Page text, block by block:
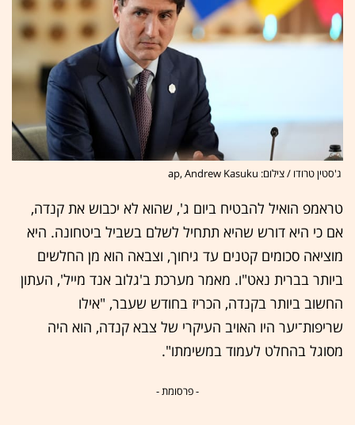
ג'סטין טרודו / צילום: ap, Andrew Kasuku
טראמפ הואיל להבטיח ביום ג', שהוא לא יכבוש את קנדה,
אם כי היא דורש שהיא תתחיל לשלם בשביל ביטחונה. היא
מוציאה סכומים קטנים עד גיחוך, וצבאה הוא מן החלשים
ביותר בברית נאט"ו. מאמר מערכת ב'גלוב אנד מייל', העתון
החשוב ביותר בקנדה, הכריז בחודש שעבר, "אילו
שריפות־יער היו האויב העיקרי של צבא קנדה, הוא היה
מסוגל בהחלט לעמוד במשימתו".
- פרסומת -